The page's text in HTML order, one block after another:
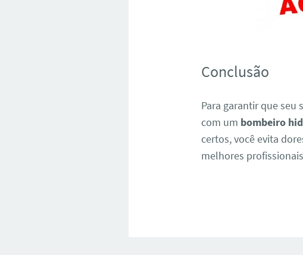
Conclusão
Para garantir que
com um bombeiro
certos, você evita
melhores